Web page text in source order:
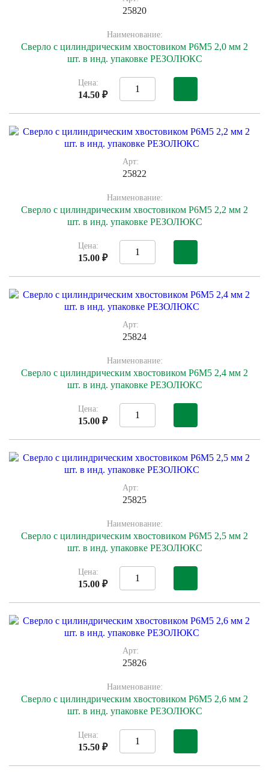
25820
Наименование:
Сверло с цилиндрическим хвостовиком Р6М5 2,0 мм 2
шт. в инд. упаковке РЕЗОЛЮКС
Цена:
14.50 ₽
Арт:
25822
Наименование:
Сверло с цилиндрическим хвостовиком Р6М5 2,2 мм 2
шт. в инд. упаковке РЕЗОЛЮКС
Цена:
15.00 ₽
Арт:
25824
Наименование:
Сверло с цилиндрическим хвостовиком Р6М5 2,4 мм 2
шт. в инд. упаковке РЕЗОЛЮКС
Цена:
15.00 ₽
Арт:
25825
Наименование:
Сверло с цилиндрическим хвостовиком Р6М5 2,5 мм 2
шт. в инд. упаковке РЕЗОЛЮКС
Цена:
15.00 ₽
Арт:
25826
Наименование:
Сверло с цилиндрическим хвостовиком Р6М5 2,6 мм 2
шт. в инд. упаковке РЕЗОЛЮКС
Цена:
15.50 ₽